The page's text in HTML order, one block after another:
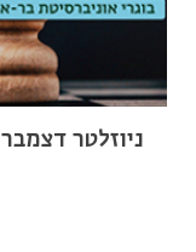
ניוזלטר דצמבר 2022